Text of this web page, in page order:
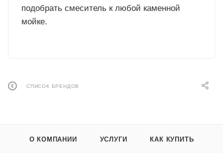
подобрать смеситель к любой каменной
мойке.
СПИСОК БРЕНДОВ
О КОМПАНИИ УСЛУГИ КАК КУПИТЬ